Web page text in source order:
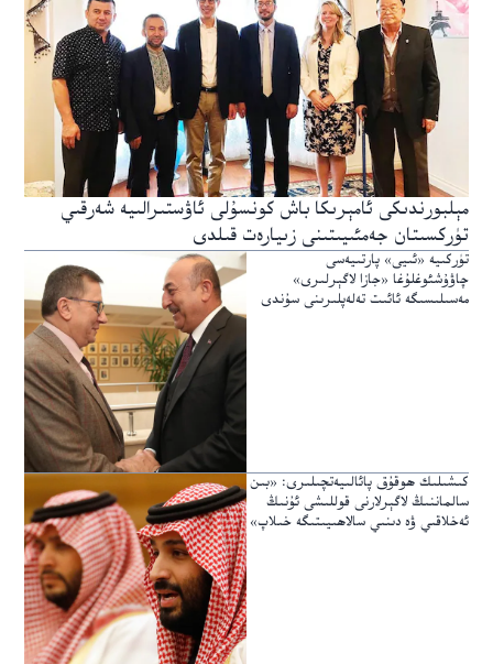
مېلبورندىكى ئامېرىكا باش كونسۇلى ئاۋستىرالىيە شەرقىي
تۈركسىتان جەمئىيىتىنى زىيارەت قىلدى
تۈركىيە «ئىيى» پارتىيەسى
چاۋۇشئوغلۇغا «جازا لاگېرلىرى»
مەسىلىسىگە ئائىت تەلەپلىرىنى سۇندى
كىشىلىك ھوقۇق پائالىيەتچىلىرى: «بىن
سالماننىڭ لاگېرلارنى قوللىشى ئۇنىڭ
ئەخلاقىي ۋە دىنىي سالاھىيىتىگە خىلاپ»